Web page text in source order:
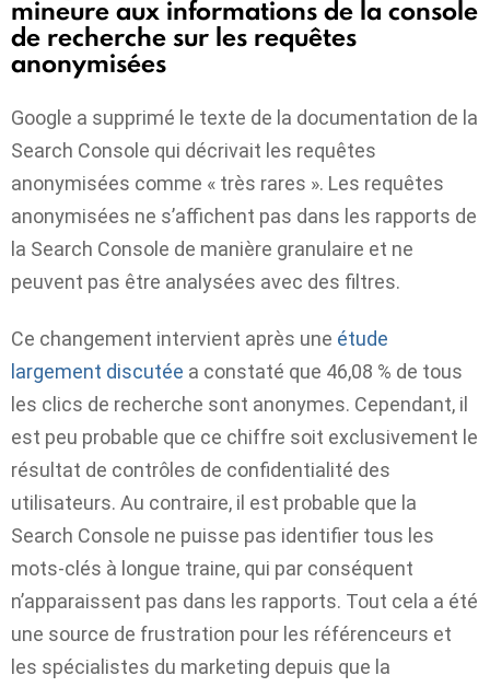
mineure aux informations de la console
de recherche sur les requêtes
anonymisées
Google a supprimé le texte de la documentation de la
Search Console qui décrivait les requêtes
anonymisées comme « très rares ». Les requêtes
anonymisées ne s’affichent pas dans les rapports de
la Search Console de manière granulaire et ne
peuvent pas être analysées avec des filtres.
Ce changement intervient après une étude
largement discutée a constaté que 46,08 % de tous
les clics de recherche sont anonymes. Cependant, il
est peu probable que ce chiffre soit exclusivement le
résultat de contrôles de confidentialité des
utilisateurs. Au contraire, il est probable que la
Search Console ne puisse pas identifier tous les
mots-clés à longue traine, qui par conséquent
n’apparaissent pas dans les rapports. Tout cela a été
une source de frustration pour les référenceurs et
les spécialistes du marketing depuis que la